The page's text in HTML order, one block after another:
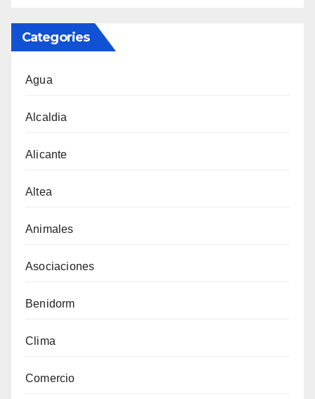
Categories
Agua
Alcaldia
Alicante
Altea
Animales
Asociaciones
Benidorm
Clima
Comercio